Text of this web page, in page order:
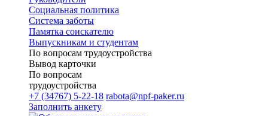
Cоциальная политика
Система заботы
Памятка соискателю
Выпускникам и студентам
По вопросам трудоустройства
Вывод карточки
По вопросам
трудоустройства
+7 (34767) 5-22-18 rabota@npf-paker.ru
Заполнить анкету